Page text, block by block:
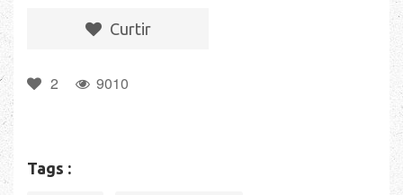
Сurtir
2 9010
Tags :